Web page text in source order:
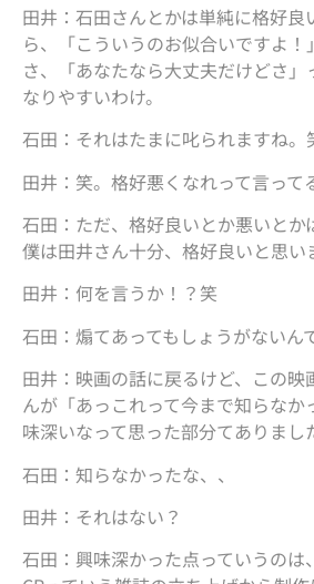
田井：石田さんとかは単純に格好良
ら、「こういうのお似合いですよ！
さ、「あなたなら大丈夫だけどさ」
なりやすいわけ。
石田：それはたまに叱られますね。
田井：笑。格好悪くなれって言って
石田：ただ、格好良いとか悪いとか
僕は田井さん十分、格好良いと思い
田井：何を言うか！？笑
石田：煽てあってもしょうがないん
田井：映画の話に戻るけど、この映
んが「あっこれって今まで知らなか
味深いなって思った部分てありまし
石田：知らなかったな、、
田井：それはない？
石田：興味深かった点っていうのは